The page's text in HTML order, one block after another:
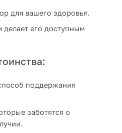
для вашего здоровья.
делает его доступным
поддержания
заботятся о